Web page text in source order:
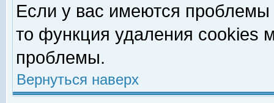
Если у вас имеются
то функция удаления cookies
проблемы.
Вернуться наверх